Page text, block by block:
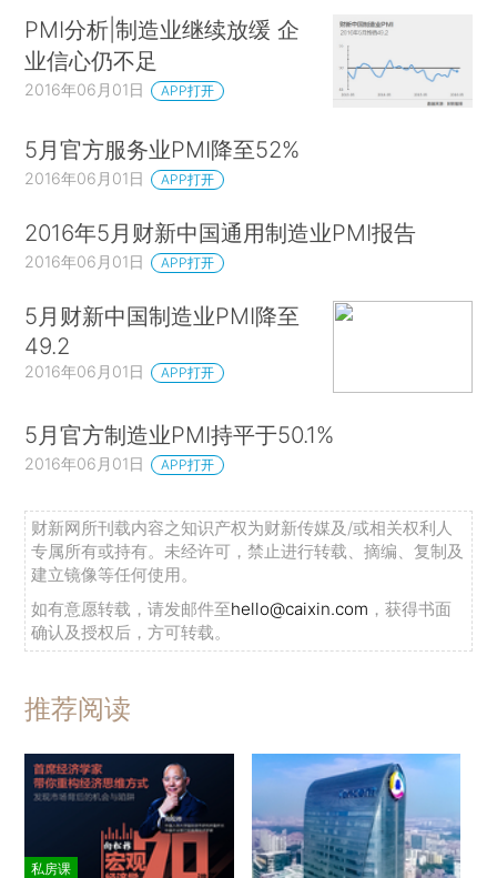
PMI分析|制造业继续放缓 企
业信心仍不足
2016年06月01日 APP打开
5月官方服务业PMI降至52%
2016年06月01日 APP打开
2016年5月财新中国通用制造业PMI报告
2016年06月01日 APP打开
5月财新中国制造业PMI降至
49.2
2016年06月01日 APP打开
5月官方制造业PMI持平于50.1%
2016年06月01日 APP打开
财新网所刊载内容之知识产权为财新传媒及/或相关权利人
专属所有或持有。未经许可，禁止进行转载、摘编、复制及
建立镜像等任何使用。
如有意愿转载，请发邮件至hello@caixin.com ，获得书面
确认及授权后，方可转载。
推荐阅读
私房课